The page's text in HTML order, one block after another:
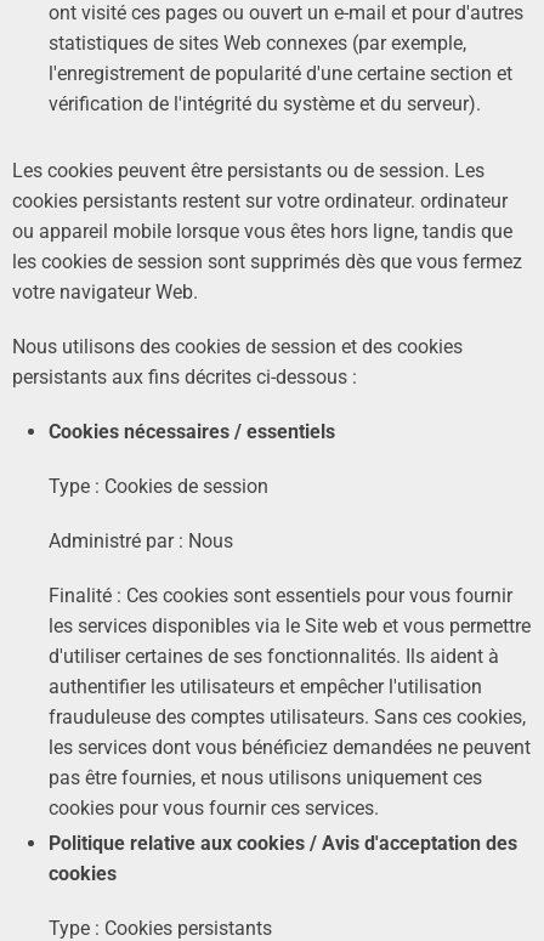
ont visité ces pages ou ouvert un e-mail et pour d'autres
statistiques de sites Web connexes (par exemple,
l'enregistrement de popularité d'une certaine section et
vérification de l'intégrité du système et du serveur).
Les cookies peuvent être persistants ou de session. Les
cookies persistants restent sur votre ordinateur. ordinateur
ou appareil mobile lorsque vous êtes hors ligne, tandis que
les cookies de session sont supprimés dès que vous fermez
votre navigateur Web.
Nous utilisons des cookies de session et des cookies
persistants aux fins décrites ci-dessous :
Cookies nécessaires / essentiels
Type : Cookies de session
Administré par : Nous
Finalité : Ces cookies sont essentiels pour vous fournir
les services disponibles via le Site web et vous permettre
d'utiliser certaines de ses fonctionnalités. Ils aident à
authentifier les utilisateurs et empêcher l'utilisation
frauduleuse des comptes utilisateurs. Sans ces cookies,
les services dont vous bénéficiez demandées ne peuvent
pas être fournies, et nous utilisons uniquement ces
cookies pour vous fournir ces services.
Politique relative aux cookies / Avis d'acceptation des
cookies
Type : Cookies persistants